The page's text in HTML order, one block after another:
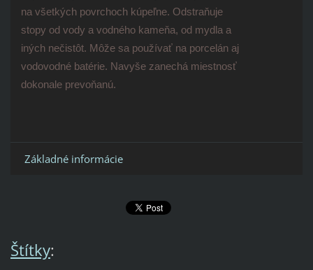
na všetkých povrchoch kúpeľne. Odstraňuje
stopy od vody a vodného kameňa, od mydla a
iných nečistôt. Môže sa používať na porcelán aj
vodovodné batérie. Navyše zanechá miestnosť
dokonale prevoňanú.
Základné informácie
Štítky: